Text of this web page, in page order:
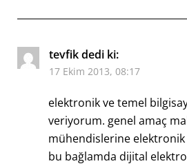
tevfikdedi ki:
17 Ekim 2013, 08:17
elektronik ve temel
veriyorum. genel amaç
mühendislerine
bu bağlamda dijital